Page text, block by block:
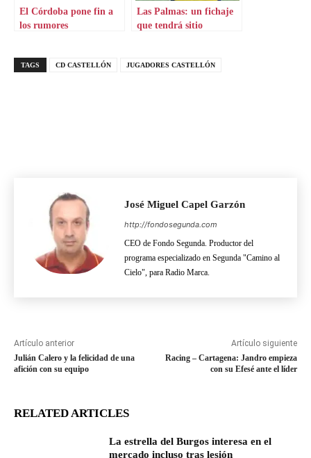
El Córdoba pone fin a
los rumores
Las Palmas: un fichaje
que tendrá sitio
TAGS CD CASTELLÓN JUGADORES CASTELLÓN
José Miguel Capel Garzón
http://fondosegunda.com
CEO de Fondo Segunda. Productor del
programa especializado en Segunda "Camino al
Cielo", para Radio Marca.
Artículo anterior
Julián Calero y la felicidad de una
afición con su equipo
Artículo siguiente
Racing – Cartagena: Jandro empieza
con su Efesé ante el líder
RELATED ARTICLES
La estrella del Burgos interesa en el
mercado incluso tras lesión